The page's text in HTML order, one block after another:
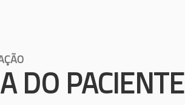
DO PACIENTE